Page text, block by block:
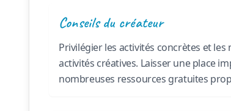
Conseils du créateur
Privilégier les activités concrètes et
activités créatives. Laisser une place
nombreuses ressources gratuites